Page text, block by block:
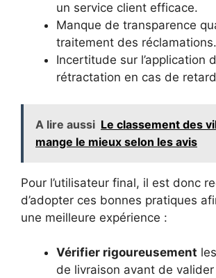
un service client efficace.
Manque de transparence
traitement des réclamations.
Incertitude sur l’application
rétractation en cas de
A lire aussi Le classement des
mange le mieux selon les avis
Pour l’utilisateur final, il est donc
d’adopter ces bonnes pratiques
une meilleure expérience :
Vérifier rigoureusement
de livraison avant de valider